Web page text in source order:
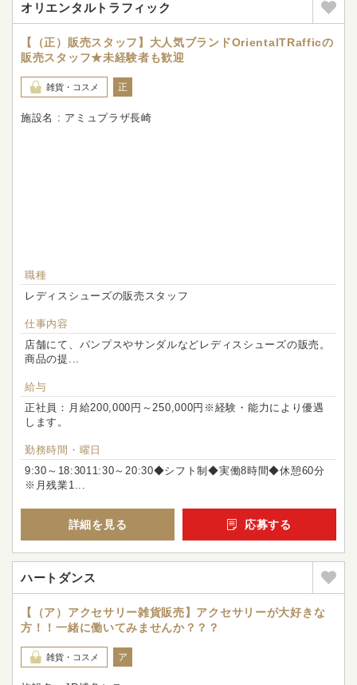
オリエンタルトラフィック
【（正）販売スタッフ】大人気ブランドOrientalTRafficの
販売スタッフ★未経験者も歓迎
雑貨・コスメ 正
施設名 : アミュプラザ長崎
職種
レディスシューズの販売スタッフ
仕事内容
店舗にて、パンプスやサンダルなどレディスシューズの販売。
商品の提...
給与
正社員：月給200,000円～250,000円※経験・能力により優遇
します。
勤務時間・曜日
9:30～18:3011:30～20:30◆シフト制◆実働8時間◆休憩60分
※月残業1...
詳細を見る 応募する
ハートダンス
【（ア）アクセサリー雑貨販売】アクセサリーが大好きな
方！！一緒に働いてみませんか？？？
雑貨・コスメ ア